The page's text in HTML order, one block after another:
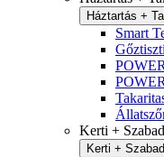
Háztartás +
Smart
Kerti +
Kerti +